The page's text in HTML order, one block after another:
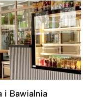
i Bawialnia